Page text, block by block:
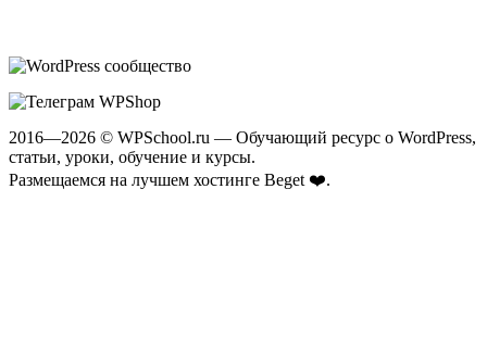
2016—2026 © WPSchool.ru — Обучающий ресурс о WordPress,
статьи, уроки, обучение и курсы.
Размещаемся на лучшем хостинге Beget ❤️.